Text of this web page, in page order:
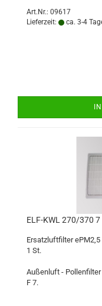
Art.Nr.: 09617
Lieferzeit:
ca. 3-4
ELF-KWL 270/370 7
Ersatzluftfilter ePM2,5
1 St.
Außenluft -
F 7.